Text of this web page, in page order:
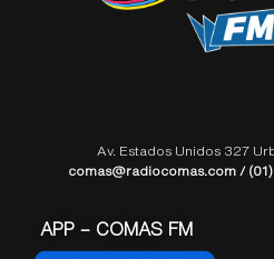
Av. Estados Unidos 327
comas@radiocomas.com /
APP – COMAS FM